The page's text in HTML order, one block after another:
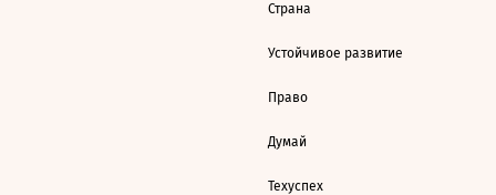
Страна
Устойчивое развитие
Право
Думай
Техуспех